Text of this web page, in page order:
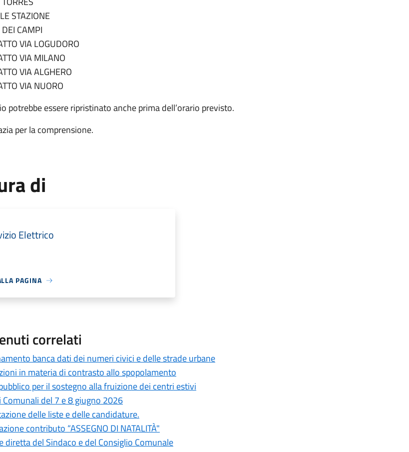
STAZIONE
CAMPI
VIA LOGUDORO
VIA MILANO
VIA ALGHERO
VIA NUORO
potrebbe essere ripristinato anche prima dell’orario previsto.
per la comprensione.
di
Elettrico
PAGINA
correlati
banca dati dei numeri civici e delle strade urbane
in materia di contrasto allo spopolamento
per il sostegno alla fruizione dei centri estivi
Comunali del 7 e 8 giugno 2026
delle liste e delle candidature.
contributo “ASSEGNO DI NATALITÀ"
diretta del Sindaco e del Consiglio Comunale